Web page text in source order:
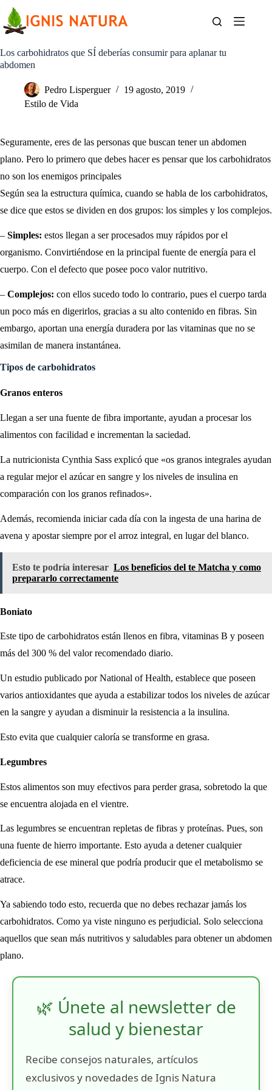
contenido
Los carbohidratos que SÍ deberías consumir para aplanar tu
abdomen
Pedro Lisperguer
19 agosto, 2019
Estilo de Vida
Seguramente, eres de las personas que buscan tener un abdomen
plano. Pero lo primero que debes hacer es pensar que los carbohidratos
no son los enemigos principales
Según sea la estructura química, cuando se habla de los carbohidratos,
se dice que estos se dividen en dos grupos: los simples y los complejos.
– Simples: estos llegan a ser procesados muy rápidos por el
organismo. Convirtiéndose en la principal fuente de energía para el
cuerpo. Con el defecto que posee poco valor nutritivo.
– Complejos: con ellos sucedo todo lo contrario, pues el cuerpo tarda
un poco más en digerirlos, gracias a su alto contenido en fibras. Sin
embargo, aportan una energía duradera por las vitaminas que no se
asimilan de manera instantánea.
Tipos de carbohidratos
Granos enteros
Llegan a ser una fuente de fibra importante, ayudan a procesar los
alimentos con facilidad e incrementan la saciedad.
La nutricionista Cynthia Sass explicó que «os granos integrales ayudan
a regular mejor el azúcar en sangre y los niveles de insulina en
comparación con los granos refinados».
Además, recomienda iniciar cada día con la ingesta de una harina de
avena y apostar siempre por el arroz integral, en lugar del blanco.
Esto te podría interesar Los beneficios del te Matcha y como
prepararlo correctamente
Boniato
Este tipo de carbohidratos están llenos en fibra, vitaminas B y poseen
más del 300 % del valor recomendado diario.
Un estudio publicado por National of Health, establece que poseen
varios antioxidantes que ayuda a estabilizar todos los niveles de azúcar
en la sangre y ayudan a disminuir la resistencia a la insulina.
Esto evita que cualquier caloría se transforme en grasa.
Legumbres
Estos alimentos son muy efectivos para perder grasa, sobretodo la que
se encuentra alojada en el vientre.
Las legumbres se encuentran repletas de fibras y proteínas. Pues, son
una fuente de hierro importante. Esto ayuda a detener cualquier
deficiencia de ese mineral que podría producir que el metabolismo se
atrace.
Ya sabiendo todo esto, recuerda que no debes rechazar jamás los
carbohidratos. Como ya viste ninguno es perjudicial. Solo selecciona
aquellos que sean más nutritivos y saludables para obtener un abdomen
plano.
🌿 Únete al newsletter de
salud y bienestar
Recibe consejos naturales, artículos
exclusivos y novedades de Ignis Natura